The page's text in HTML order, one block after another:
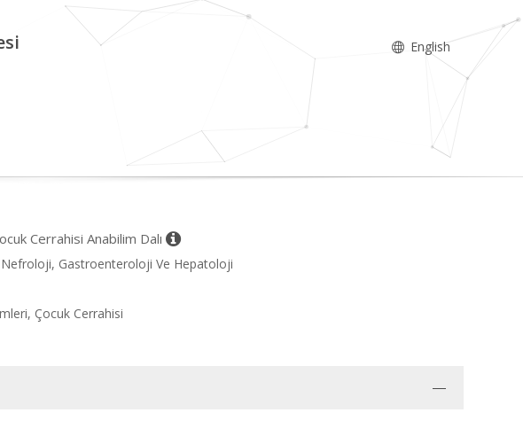
English
Cerrahisi Anabilim Dalı
Nefroloji, Gastroenteroloji Ve Hepatoloji
Çocuk Cerrahisi